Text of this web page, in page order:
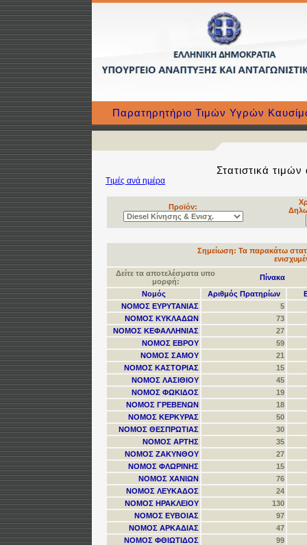
Παρατηρητήριο Τιμών Υγρών
Στατιστικά
Τιμές ανά ημέρα
Προϊόν:
Σημείωση: Τα παρακάτω
Δείτε τα αποτελέσματα υπο
μορφή:
Πίνακα
Νομός
Αριθμός Πρατηρίων
ΝΟΜΟΣ ΕΥΡΥΤΑΝΙΑΣ
5
ΝΟΜΟΣ ΚΥΚΛΑΔΩΝ
73
ΝΟΜΟΣ ΚΕΦΑΛΛΗΝΙΑΣ
27
ΝΟΜΟΣ ΕΒΡΟΥ
59
ΝΟΜΟΣ ΣΑΜΟΥ
21
ΝΟΜΟΣ ΚΑΣΤΟΡΙΑΣ
15
ΝΟΜΟΣ ΛΑΣΙΘΙΟΥ
45
ΝΟΜΟΣ ΦΩΚΙΔΟΣ
19
ΝΟΜΟΣ ΓΡΕΒΕΝΩΝ
18
ΝΟΜΟΣ ΚΕΡΚΥΡΑΣ
50
ΝΟΜΟΣ ΘΕΣΠΡΩΤΙΑΣ
30
ΝΟΜΟΣ ΑΡΤΗΣ
35
ΝΟΜΟΣ ΖΑΚΥΝΘΟΥ
27
ΝΟΜΟΣ ΦΛΩΡΙΝΗΣ
15
ΝΟΜΟΣ ΧΑΝΙΩΝ
76
ΝΟΜΟΣ ΛΕΥΚΑΔΟΣ
24
ΝΟΜΟΣ ΗΡΑΚΛΕΙΟΥ
130
ΝΟΜΟΣ ΕΥΒΟΙΑΣ
97
ΝΟΜΟΣ ΑΡΚΑΔΙΑΣ
47
ΝΟΜΟΣ ΦΘΙΩΤΙΔΟΣ
99